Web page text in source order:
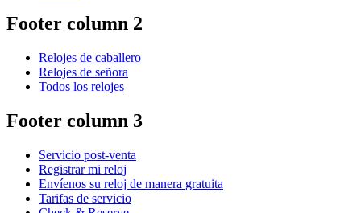
Footer column 2
Relojes de caballero
Relojes de señora
Todos los relojes
Footer column 3
Servicio post-venta
Registrar mi reloj
Envíenos su reloj de manera gratuita
Tarifas de servicio